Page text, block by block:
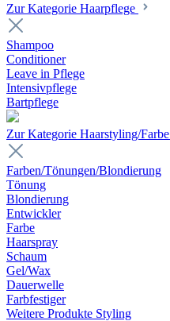
Zur Kategorie Haarpflege
Shampoo
Conditioner
Leave in Pflege
Intensivpflege
Bartpflege
Zur Kategorie Haarstyling/Farbe
Farben/Tönungen/Blondierung
Tönung
Blondierung
Entwickler
Farbe
Haarspray
Schaum
Gel/Wax
Dauerwelle
Farbfestiger
Weitere Produkte Styling